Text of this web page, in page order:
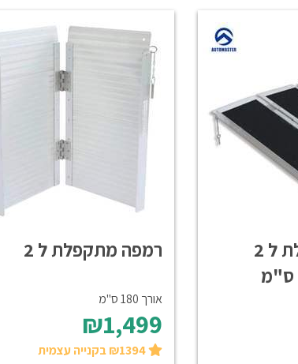
רמפה מתקפלת ל 2
רמפה מתקפלת ל 2
אורך 180 ס"מ
₪1,499
₪1394 בקנייה עצמית